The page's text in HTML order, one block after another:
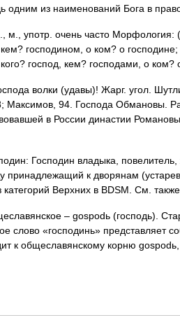
одним из наименований Бога в
употр. очень часто Морфология:
господином, о ком? о
господ, кем? господами, о
волки (удавы)! Жарг. угол.
Максимов, 94. Господа Обмановы.
в России династии
Господин владыка, повелитель,
принадлежащий к дворянам
категорий Верхних в BDSM. См.
– gospodь (господь).
слово «господинь» представляет
к общеславянскому корню